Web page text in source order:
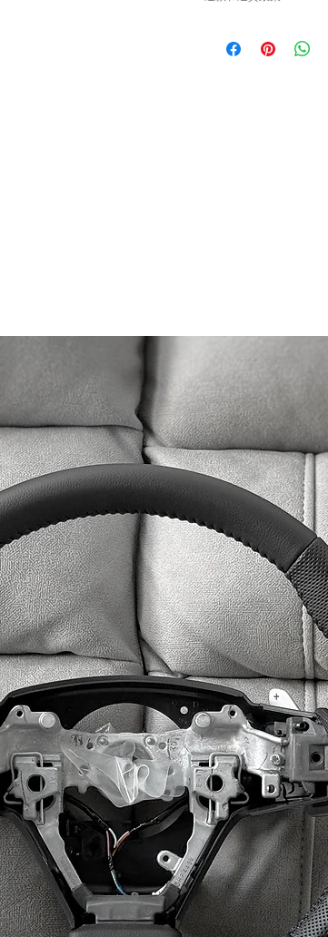
錯誤訂購的零件，
根據零件的庫存